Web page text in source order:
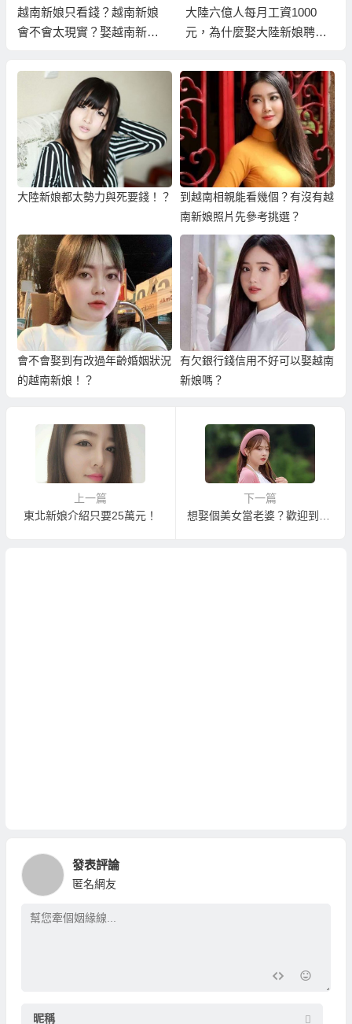
越南新娘只看錢？越南新娘
會不會太現實？娶越南新娘
大陸六億人每月工資1000
元，為什麼娶大陸新娘聘金
大陸新娘都太勢力與死要錢！？
到越南相親能看幾個？有沒有越
南新娘照片先參考挑選？
會不會娶到有改過年齡婚姻狀況
的越南新娘！？
有欠銀行錢信用不好可以娶越南
新娘嗎？
上一篇
東北新娘介紹只要25萬元！
下一篇
發表評論
匿名網友
昵稱